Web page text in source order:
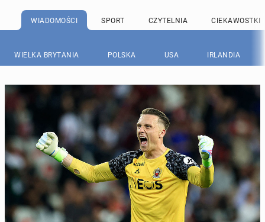
WIADOMOŚCI SPORT CZYTELNIA CIEKAWOSTKI
WIELKA BRYTANIA POLSKA USA IRLANDIA